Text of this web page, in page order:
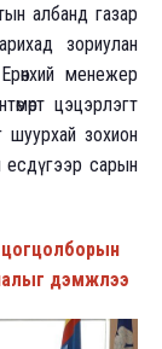
албанд газар
зориулан
менежер
цэцэрлэгт
шуурхай зохион
есдүгээр сарын
дэмжлээ